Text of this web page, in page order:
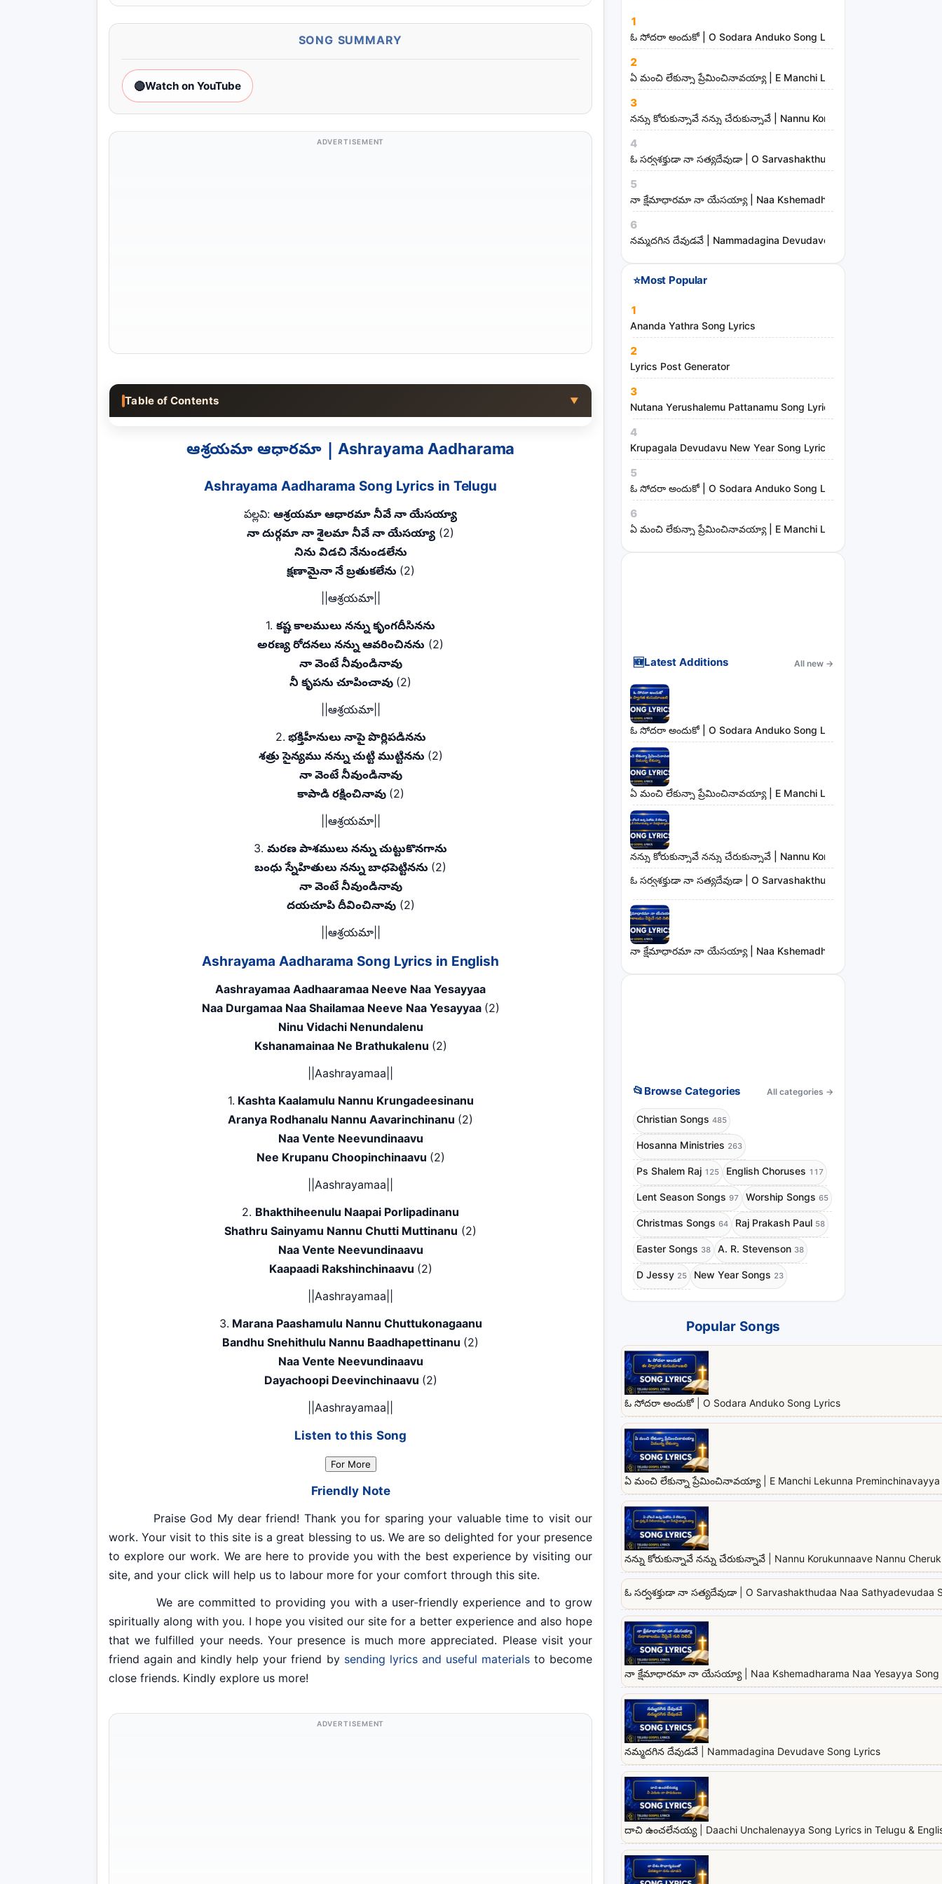
SONG SUMMARY
🔴Watch on YouTube
ADVERTISEMENT
Table of Contents ▼
ఆశ్రయమా ఆధారమా | Ashrayama Aadharama
Ashrayama Aadharama Song Lyrics in Telugu
పల్లవి: ఆశ్రయమా ఆధారమా నీవే నా యేసయ్యా
నా దుర్గమా నా శైలమా నీవే నా యేసయ్యా (2)
నిను విడచి నేనుండలేను
క్షణామైనా నే బ్రతుకలేను (2)
||ఆశ్రయమా||
1. కష్ట కాలములు నన్ను కృంగదీసినను
అరణ్య రోదనలు నన్ను ఆవరించినను (2)
నా వెంటే నీవుండినావు
నీ కృపను చూపించావు (2)
||ఆశ్రయమా||
2. భక్తిహీనులు నాపై పొర్లిపడినను
శత్రు సైన్యము నన్ను చుట్టి ముట్టినను (2)
నా వెంటే నీవుండినావు
కాపాడి రక్షించినావు (2)
||ఆశ్రయమా||
3. మరణ పాశములు నన్ను చుట్టుకొనగాను
బంధు స్నేహితులు నన్ను బాధపెట్టినను (2)
నా వెంటే నీవుండినావు
దయచూపి దీవించినావు(2)
||ఆశ్రయమా||
Ashrayama Aadharama Song Lyrics in English
Aashrayamaa Aadhaaramaa Neeve Naa Yesayyaa
Naa Durgamaa Naa Shailamaa Neeve Naa Yesayyaa (2)
Ninu Vidachi Nenundalenu
Kshanamainaa Ne Brathukalenu (2)
||Aashrayamaa||
1. Kashta Kaalamulu Nannu Krungadeesinanu
Aranya Rodhanalu Nannu Aavarinchinanu (2)
Naa Vente Neevundinaavu
Nee Krupanu Choopinchinaavu (2)
||Aashrayamaa||
2. Bhakthiheenulu Naapai Porlipadinanu
Shathru Sainyamu Nannu Chutti Muttinanu (2)
Naa Vente Neevundinaavu
Kaapaadi Rakshinchinaavu (2)
||Aashrayamaa||
3. Marana Paashamulu Nannu Chuttukonagaanu
Bandhu Snehithulu Nannu Baadhapettinanu (2)
Naa Vente Neevundinaavu
Dayachoopi Deevinchinaavu (2)
||Aashrayamaa||
Listen to this Song
For More
Friendly Note
Praise God My dear friend! Thank you for sparing your valuable time to visit our
work. Your visit to this site is a great blessing to us. We are so delighted for your presence
to explore our work. We are here to provide you with the best experience by visiting our
site, and your click will help us to labour more for your comfort through this site.
We are committed to providing you with a user-friendly experience and to grow
spiritually along with you. I hope you visited our site for a better experience and also hope
that we fulfilled your needs. Your presence is much more appreciated. Please visit your
friend again and kindly help your friend by sending lyrics and useful materialsto become
close friends. Kindly explore us more!
ADVERTISEMENT
n
d
m
i
n
i
s
t
e
s
1
ఓ సోదరా అందుకో | O Sodara Anduko Song Lyrics
2
ఏ మంచి లేకున్నా ప్రేమించినావయ్యా | E Manchi Lekunna
3
నన్ను కోరుకున్నావే నన్ను చేరుకున్నావే | Nannu Korukunnaave Nannu
4
ఓ సర్వశక్తుడా నా సత్యదేవుడా | O Sarvashakthudaa Naa Sathyadevudaa
5
నా క్షేమాధారమా నా యేసయ్యా | Naa Kshemadharama Naa Yesayya
6
నమ్మదగిన దేవుడవే | Nammadagina Devudave Song Lyrics
⭐Most Popular
1
Ananda Yathra Song Lyrics
2
Lyrics Post Generator
3
Nutana Yerushalemu Pattanamu Song Lyrics | Hosanna Ministries
4
Krupagala Devudavu New Year Song Lyrics
5
ఓ సోదరా అందుకో | O Sodara Anduko Song Lyrics
6
ఏ మంచి లేకున్నా ప్రేమించినావయ్యా | E Manchi Lekunna
🆕Latest Additions All new →
ఓ సోదరా అందుకో | O Sodara Anduko Song Lyrics
ఏ మంచి లేకున్నా ప్రేమించినావయ్యా | E Manchi Lekunna
నన్ను కోరుకున్నావే నన్ను చేరుకున్నావే | Nannu Korukunnaave Nannu
ఓ సర్వశక్తుడా నా సత్యదేవుడా | O Sarvashakthudaa Naa Sathyadevudaa
నా క్షేమాధారమా నా యేసయ్యా | Naa Kshemadharama Naa Yesayya
📂 Browse Categories All categories →
Christian Songs 485
Hosanna Ministries 263
Ps Shalem Raj 125 English Choruses 117
Lent Season Songs 97 Worship Songs 65
Christmas Songs 64 Raj Prakash Paul 58
Easter Songs 38 A. R. Stevenson 38
D Jessy 25 New Year Songs 23
Popular Songs
ఓ సోదరా అందుకో | O Sodara Anduko Song Lyrics
ఏ మంచి లేకున్నా ప్రేమించినావయ్యా | E Manchi Lekunna Preminchinavayya
నన్ను కోరుకున్నావే నన్ను చేరుకున్నావే | Nannu Korukunnaave Nannu
ఓ సర్వశక్తుడా నా సత్యదేవుడా | O Sarvashakthudaa Naa Sathyadevudaa
నా క్షేమాధారమా నా యేసయ్యా | Naa Kshemadharama Naa Yesayya Song
నమ్మదగిన దేవుడవే | Nammadagina Devudave Song Lyrics
దాచి ఉంచలేనయ్య | Daachi Unchalenayya Song Lyrics in Telugu &